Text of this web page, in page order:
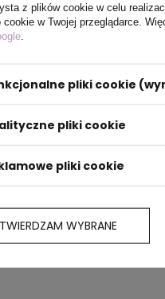
18 cm,42 x 63 x 18
kg
z plików cookie w celu
cookie w Twojej przeglądarce.
pliki cookie
pliki cookie
pliki cookie
WYBRANE